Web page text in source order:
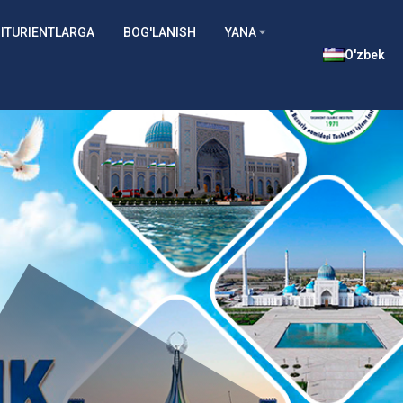
BOG'LANISH YANA
O'zbek
м
ух
о
р
и
й
н
Batafsil